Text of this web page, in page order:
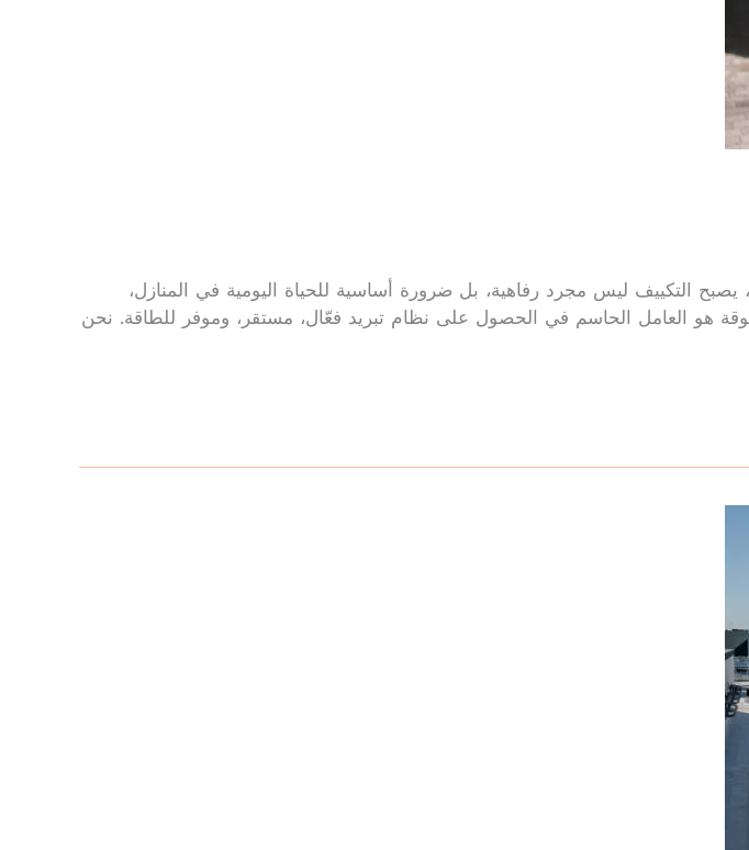
التكييف ليس مجرد رفاهية، بل ضرورة أساسية للحياة اليومية في المنازل،
هو العامل الحاسم في الحصول على نظام تبريد فعّال، مستقر، وموفر للطاقة. نحن